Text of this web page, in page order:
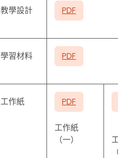
教學設計 PDF
學習材料 PDF
工作紙 PDF
工作紙
（一）
工
（